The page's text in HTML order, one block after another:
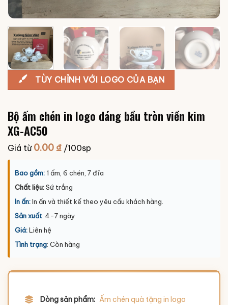
TÙY CHỈNH VỚI LOGO CỦA BẠN
Bộ ấm chén in logo dáng bầu tròn viền kim
XG-AC50
Giá từ 0.00₫ /100sp
Bao gồm: 1 ấm, 6 chén, 7 đĩa
Chất liệu:Sứ trắng
In ấn:In ấn và thiết kế theo yêu cầu khách hàng.
Sản xuất: 4-7 ngày
Giá:Liên hệ
Tình trạng: Còn hàng
Dòng sản phẩm: Ấm chén quà tặng in logo